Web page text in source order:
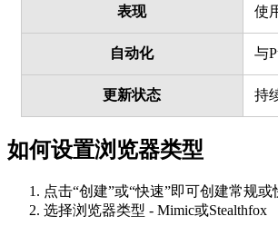
表现 使
自动化 与
更新状态 持
如何设置浏览器类型
点击“创建”或“快速”即可创建常规
选择浏览器类型 - Mimic或Stealthfox